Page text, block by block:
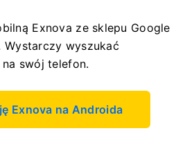
Exnova ze sklepu Google
Wystarczy wyszukać
na swój telefon.
Exnova na Androida